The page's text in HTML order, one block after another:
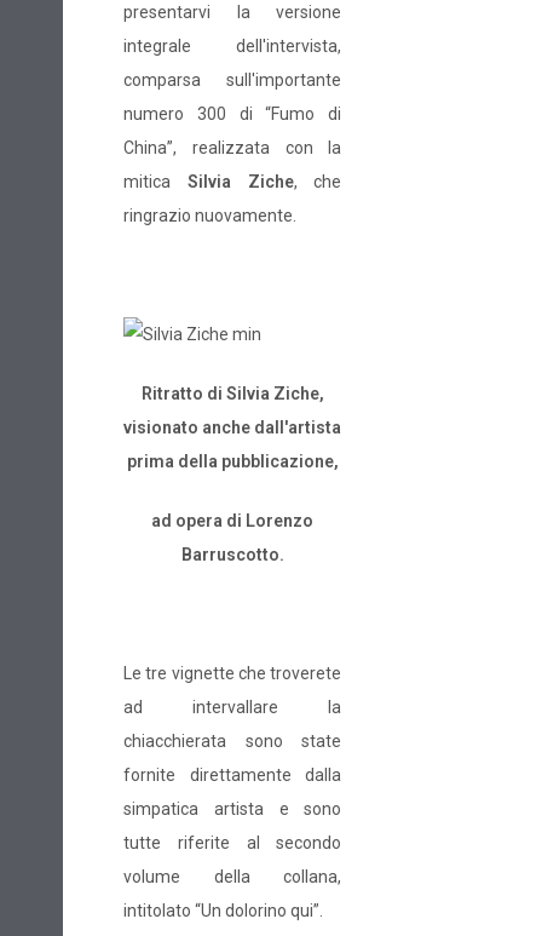
presentarvi la versione
integrale dell'intervista,
comparsa sull'importante
numero 300 di “Fumo di
China”, realizzata con la
mitica Silvia Ziche, che
ringrazio nuovamente.
Ritratto di Silvia Ziche,
visionato anche dall'artista
prima della pubblicazione,
ad opera di Lorenzo
Barruscotto.
Le tre vignette che troverete
ad intervallare la
chiacchierata sono state
fornite direttamente dalla
simpatica artista e sono
tutte riferite al secondo
volume della collana,
intitolato “Un dolorino qui”.